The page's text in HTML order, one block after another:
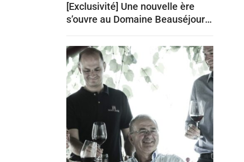
[Exclusivité] Une nouvelle ère
s’ouvre au Domaine Beauséjour à